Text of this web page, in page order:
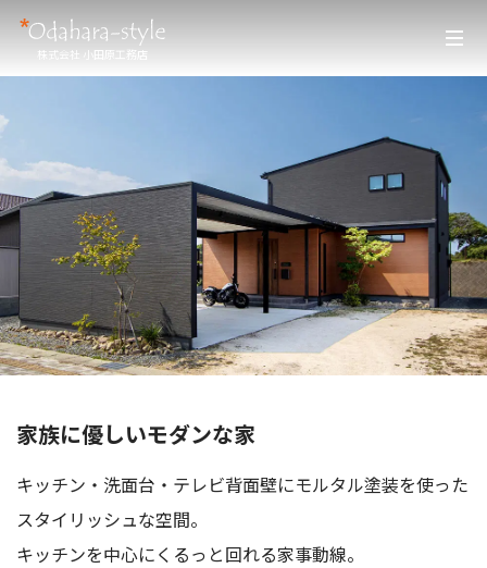
株式会社 小田原工務店
家族に優しいモダンな家
キッチン・洗面台・テレビ背面壁にモルタル塗装を使った
スタイリッシュな空間。
キッチンを中心にくるっと回れる家事動線。